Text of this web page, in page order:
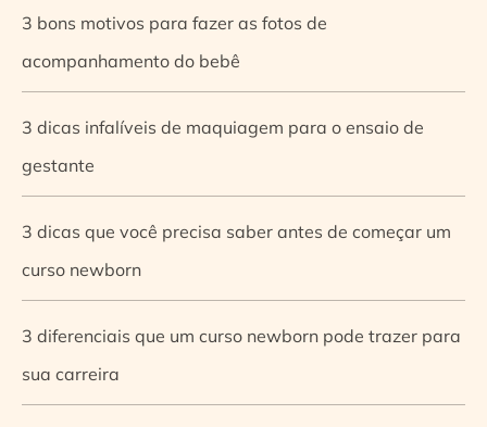
3 bons motivos para fazer as fotos de
acompanhamento do bebê
3 dicas infalíveis de maquiagem para o ensaio de
gestante
3 dicas que você precisa saber antes de começar um
curso newborn
3 diferenciais que um curso newborn pode trazer para
sua carreira